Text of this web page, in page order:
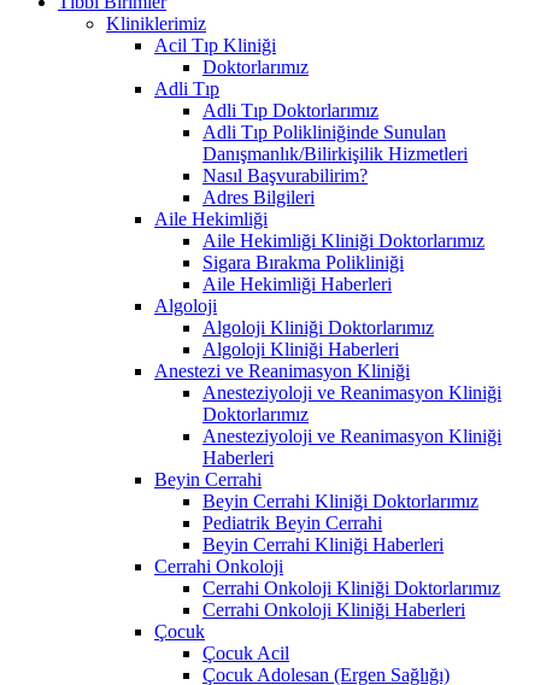
Kliniklerimiz
Acil Tıp Kliniği
Doktorlarımız
Adli Tıp
Adli Tıp Doktorlarımız
Adli Tıp Polikliniğinde Sunulan
Danışmanlık/Bilirkişilik Hizmetleri
Nasıl Başvurabilirim?
Adres Bilgileri
Aile Hekimliği
Aile Hekimliği Kliniği Doktorlarımız
Sigara Bırakma Polikliniği
Aile Hekimliği Haberleri
Algoloji
Algoloji Kliniği Doktorlarımız
Algoloji Kliniği Haberleri
Anestezi ve Reanimasyon Kliniği
Anesteziyoloji ve Reanimasyon Kliniği
Doktorlarımız
Anesteziyoloji ve Reanimasyon Kliniği
Haberleri
Beyin Cerrahi
Beyin Cerrahi Kliniği Doktorlarımız
Pediatrik Beyin Cerrahi
Beyin Cerrahi Kliniği Haberleri
Cerrahi Onkoloji
Cerrahi Onkoloji Kliniği Doktorlarımız
Cerrahi Onkoloji Kliniği Haberleri
Çocuk
Çocuk Acil
Çocuk Adolesan (Ergen Sağlığı)